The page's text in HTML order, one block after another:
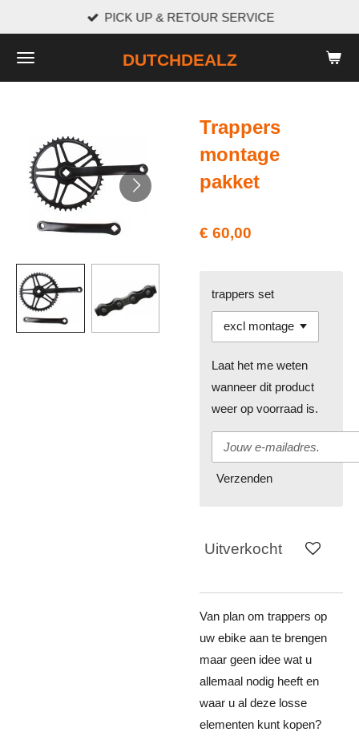
naar
de
DUTCHDEALZ
PICK UP & RETOUR SERVICE
Trappers
montage
pakket
€ 60,00
trappers set
Laat het me weten
wanneer dit product
weer op voorraad is.
Verzenden
Uitverkocht
Van plan om trappers op
uw ebike aan te brengen
maar geen idee wat u
allemaal nodig heeft en
waar u al deze losse
elementen kunt kopen?